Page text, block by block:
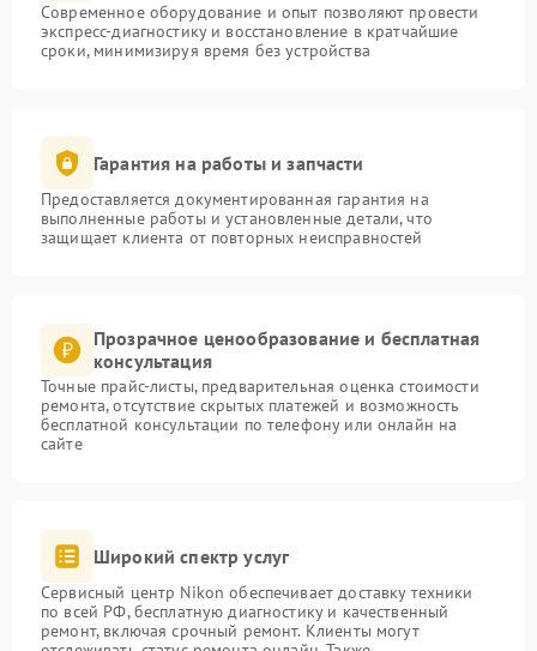
Современное оборудование и опыт позволяют провести
экспресс-диагностику и восстановление в кратчайшие
сроки, минимизируя время без устройства
Гарантия на работы и запчасти
Предоставляется документированная гарантия на
выполненные работы и установленные детали, что
защищает клиента от повторных неисправностей
Прозрачное ценообразование и бесплатная
консультация
Точные прайс-листы, предварительная оценка стоимости
ремонта, отсутствие скрытых платежей и возможность
бесплатной консультации по телефону или онлайн на
сайте
Широкий спектр услуг
Сервисный центр Nikon обеспечивает доставку техники
по всей РФ, бесплатную диагностику и качественный
ремонт, включая срочный ремонт. Клиенты могут